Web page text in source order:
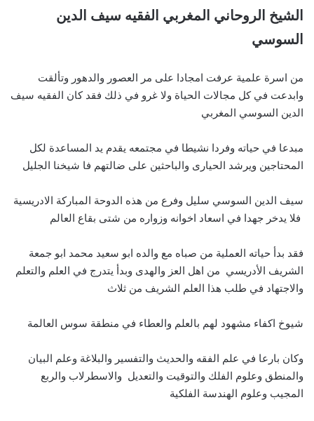
الشيخ الروحاني المغربي الفقيه سيف الدين
السوسي
من اسرة علمية عرفت امجادا على مر العصور والدهور وتألقت
وابدعت في كل مجالات الحياة ولا غرو في ذلك فقد كان الفقيه سيف
الدين السوسي المغربي
مبدعا في حياته وفردا نشيطا في مجتمعه يقدم يد المساعدة لكل
المحتاجين ويرشد الحيارى والباحثين على ضالتهم فا شيخنا الجليل
سيف الدين السوسي سليل وفرع من هذه الدوحة المباركة الادريسية
فلا يدخر جهدا في اسعاد اخوانه وزواره من شتى بقاع العالم
فقد بدأ حياته العملية من صباه مع والده ابو سعيد محمد ابو جمعة
الشريف الأدريسي من اهل العز والهدى وبدأ يتدرج في العلم والتعلم
والاجتهاد في طلب هذا العلم الشريف من ثلاث
شيوخ اكفاء مشهود لهم بالعلم والعطاء في منطقة سوس العالمة
وكان بارعا في علم الفقه والحديث والتفسير والبلاغة وعلم البيان
والمنطق وعلوم الفلك والتوقيت والتعديل والاسطرلاب والربع
المجيب وعلوم الهندسة الفلكية